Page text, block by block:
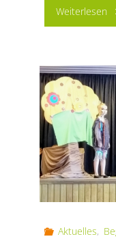
Weiterlesen
das
Aktuelles,